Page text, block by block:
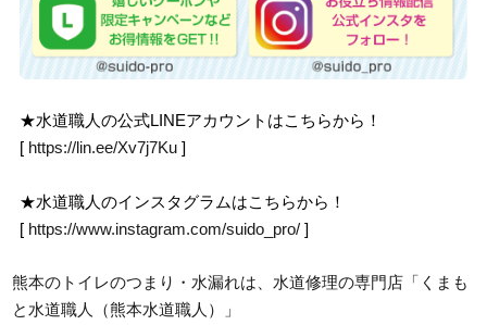
★水道職人の公式LINEアカウントはこちらから！
[ https://lin.ee/Xv7j7Ku ]
★水道職人のインスタグラムはこちらから！
[ https://www.instagram.com/suido_pro/ ]
熊本のトイレのつまり・水漏れは、水道修理の専門店「くまも
と水道職人（熊本水道職人）」